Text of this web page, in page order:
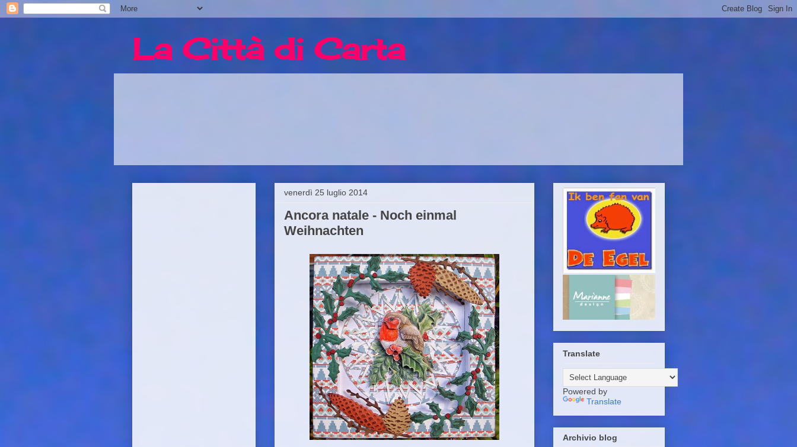
La Città di Carta
venerdì 25 luglio 2014
Ancora natale - Noch einmal
Weihnachten
Translate
Powered by
Translate
Archivio blog